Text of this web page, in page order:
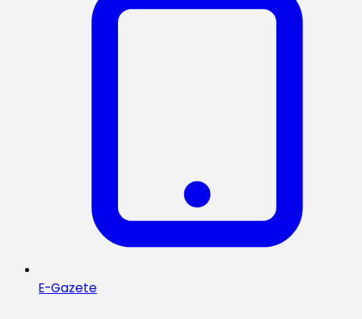
E-Gazete